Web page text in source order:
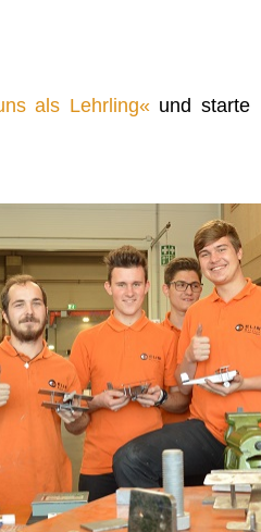
als Lehrling und starte